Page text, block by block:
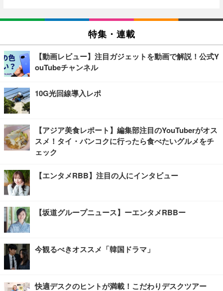
特集・連載
【動画レビュー】注目ガジェットを動画で解説！公式Y
ouTubeチャンネル
10G光回線導入レポ
【アジア美食レポート】編集部注目のYouTuberがオス
スメ！タイ・バンコクに行ったら食べたいグルメをチ
ェック
【エンタメRBB】注目の人にインタビュー
【坂道グループニュース】ーエンタメRBBー
今観るべきオススメ「韓国ドラマ」
快適デスクのヒントが満載！こだわりデスクツアー